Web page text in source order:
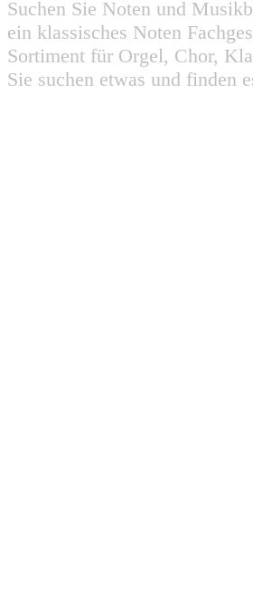
Suchen Sie Noten und
ein klassisches Noten
Sortiment für Orgel, Chor,
Sie suchen etwas und finden